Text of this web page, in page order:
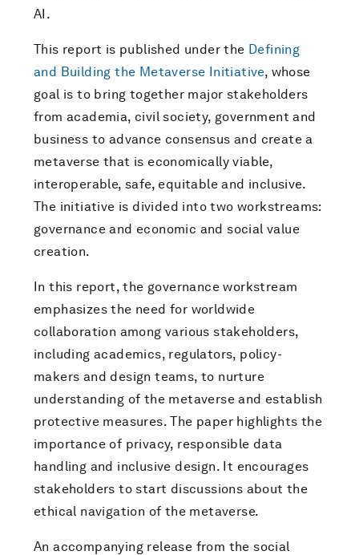
AI.
This report is published under the Defining
and Building the Metaverse Initiative, whose
goal is to bring together major stakeholders
from academia, civil society, government and
business to advance consensus and create a
metaverse that is economically viable,
interoperable, safe, equitable and inclusive.
The initiative is divided into two workstreams:
governance and economic and social value
creation.
In this report, the governance workstream
emphasizes the need for worldwide
collaboration among various stakeholders,
including academics, regulators, policy-
makers and design teams, to nurture
understanding of the metaverse and establish
protective measures. The paper highlights the
importance of privacy, responsible data
handling and inclusive design. It encourages
stakeholders to start discussions about the
ethical navigation of the metaverse.
An accompanying release from the social